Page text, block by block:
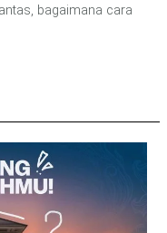
bagaimana cara